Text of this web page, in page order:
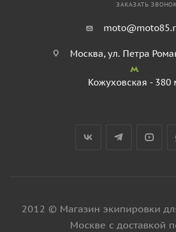
ЗАКАЗАТЬ ЗВОНОК
Москва, ул. Петра
Кожуховская - 380
2012 © Магазин экипировки
Москве с доставкой